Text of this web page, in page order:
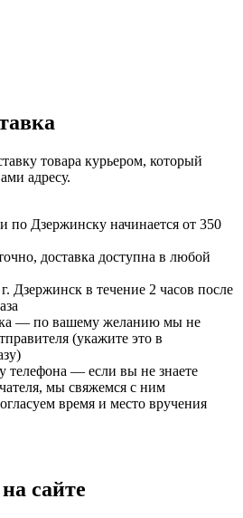
товара курьером, который
адресу.
по Дзержинску начинается от 350
доставка доступна в любой
Дзержинск в течение 2 часов после
— по вашему желанию мы не
(укажите это в
телефона — если вы не знаете
мы свяжемся с ним
время и место вручения
сайте